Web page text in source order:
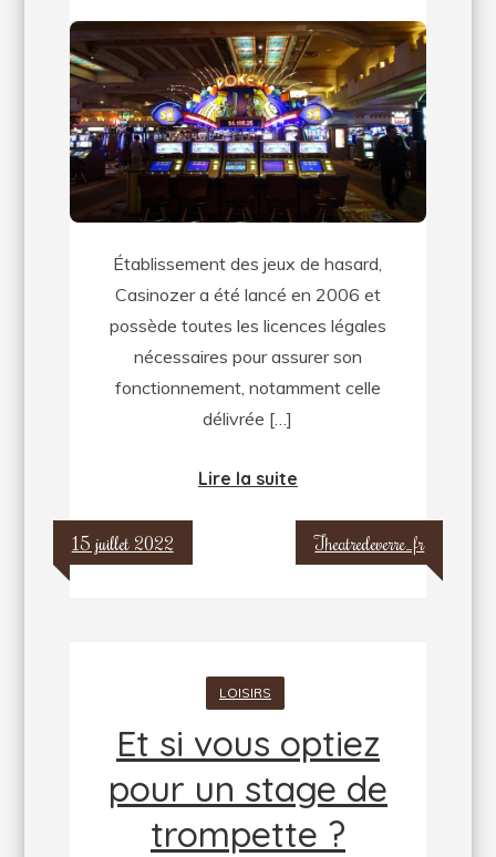
Quels
sont
les
jeux
disponibles
sur
le
Casinozer
?
Établissement des jeux de hasard,
Casinozer a été lancé en 2006 et
possède toutes les licences légales
nécessaires pour assurer son
fonctionnement, notamment celle
délivrée […]
Lire la suite
15 juillet 2022 Theatredeverre_fr
LOISIRS
Et si vous optiez
pour un stage de
trompette ?